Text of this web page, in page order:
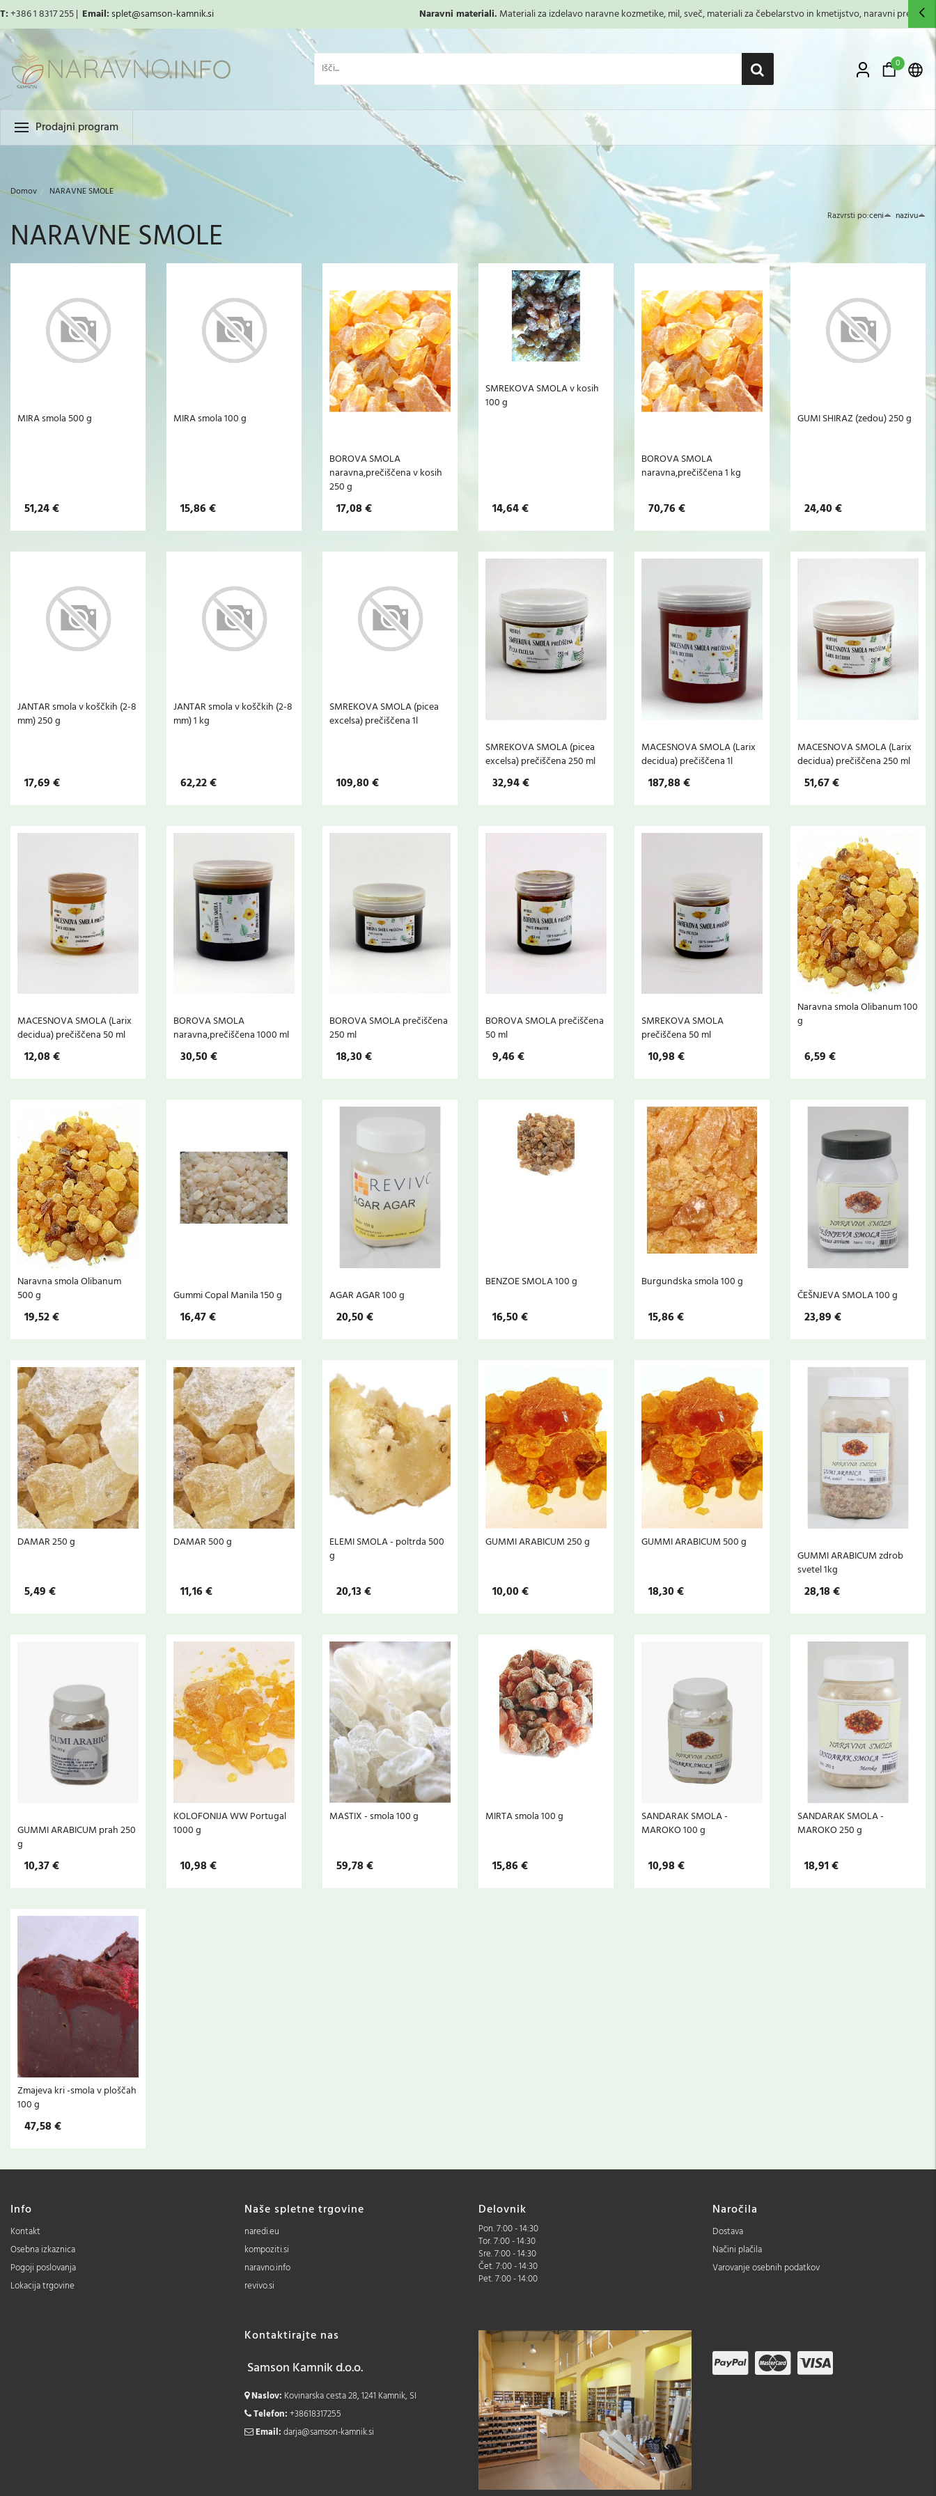
T:+386 1 8317 255 | Email:splet@samson-kamnik.si Naravni materiali. Materiali za izdelavo naravne kozmetike, mil, sveč, materiali za čebelarstvo in kmetijstvo, naravni premazi,...
0
Prodajni program
Domov
NARAVNE SMOLE
Razvrsti po:ceni nazivu
NARAVNE SMOLE
MIRA smola 500 g
51,24 €
MIRA smola 100 g
15,86 €
BOROVA SMOLA
naravna,prečiščena v kosih
250 g
17,08 €
SMREKOVA SMOLA v kosih
100 g
14,64 €
BOROVA SMOLA
naravna,prečiščena 1 kg
70,76 €
GUMI SHIRAZ (zedou) 250 g
24,40 €
JANTAR smola v koščkih (2-8
mm) 250 g
17,69 €
JANTAR smola v koščkih (2-8
mm) 1 kg
62,22 €
SMREKOVA SMOLA (picea
excelsa) prečiščena 1l
109,80 €
SMREKOVA SMOLA (picea
excelsa) prečiščena 250 ml
32,94 €
MACESNOVA SMOLA (Larix
decidua) prečiščena 1l
187,88 €
MACESNOVA SMOLA (Larix
decidua) prečiščena 250 ml
51,67 €
MACESNOVA SMOLA (Larix
decidua) prečiščena 50 ml
12,08 €
BOROVA SMOLA
naravna,prečiščena 1000 ml
30,50 €
BOROVA SMOLA prečiščena
250 ml
18,30 €
BOROVA SMOLA prečiščena
50 ml
9,46 €
SMREKOVA SMOLA
prečiščena 50 ml
10,98 €
Naravna smola Olibanum 100
g
6,59 €
Naravna smola Olibanum
500 g
19,52 €
Gummi Copal Manila 150 g
16,47 €
AGAR AGAR 100 g
20,50 €
BENZOE SMOLA 100 g
16,50 €
Burgundska smola 100 g
15,86 €
ČEŠNJEVA SMOLA 100 g
23,89 €
DAMAR 250 g
5,49 €
DAMAR 500 g
11,16 €
ELEMI SMOLA - poltrda 500
g
20,13 €
GUMMI ARABICUM 250 g
10,00 €
GUMMI ARABICUM 500 g
18,30 €
GUMMI ARABICUM zdrob
svetel 1kg
28,18 €
GUMMI ARABICUM prah 250
g
10,37 €
KOLOFONIJA WW Portugal
1000 g
10,98 €
MASTIX - smola 100 g
59,78 €
MIRTA smola 100 g
15,86 €
SANDARAK SMOLA -
MAROKO 100 g
10,98 €
SANDARAK SMOLA -
MAROKO 250 g
18,91 €
Zmajeva kri -smola v ploščah
100 g
47,58 €
Info
Kontakt
Osebna izkaznica
Pogoji poslovanja
Lokacija trgovine
Naše spletne trgovine
naredi.eu
kompoziti.si
naravno.info
revivo.si
Delovnik
Pon. 7:00 - 14:30
Tor. 7:00 - 14:30
Sre. 7:00 - 14:30
Čet. 7:00 - 14:30
Pet. 7:00 - 14:00
Naročila
Dostava
Načini plačila
Varovanje osebnih podatkov
Kontaktirajte nas
Samson Kamnik d.o.o.
Naslov: Kovinarska cesta 28, 1241 Kamnik, SI
Telefon:+38618317255
Email:darja@samson-kamnik.si